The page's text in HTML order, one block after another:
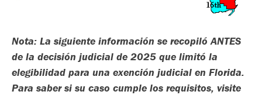
Nota: La siguiente información se recopiló ANTES
de la decisión judicial de 2025 que limitó la
elegibilidad para una exención judicial en Florida.
Para saber si su caso cumple los requisitos, visite